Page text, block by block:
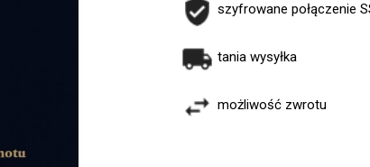
szyfrowane połączenie
tania wysyłka
możliwość zwrotu